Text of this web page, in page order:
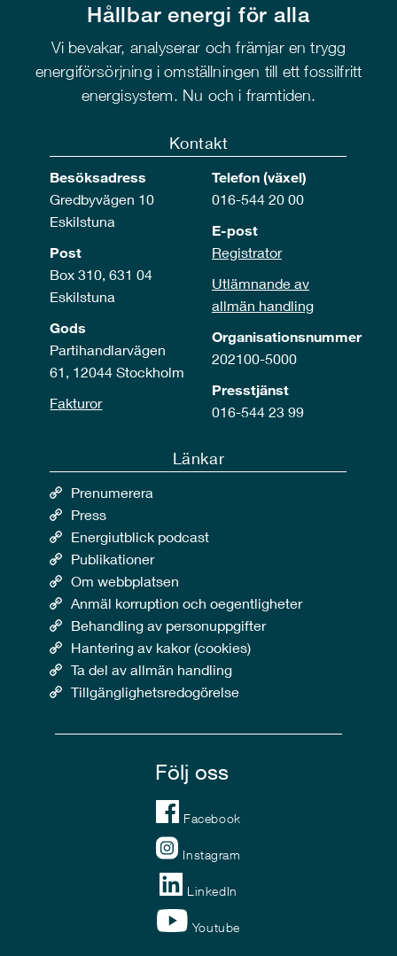
Hållbar energi för alla
Vi bevakar, analyserar och främjar en trygg
energiförsörjning i omställningen till ett fossilfritt
energisystem. Nu och i framtiden.
Kontakt
Besöksadress
Gredbyvägen 10
Eskilstuna
Post
Box 310, 631 04
Eskilstuna
Gods
Partihandlarvägen
61, 12044 Stockholm
Fakturor
Telefon (växel)
016-544 20 00
E-post
Registrator
Utlämnande av
allmän handling
Organisationsnummer
202100-5000
Presstjänst
016-544 23 99
Länkar
Prenumerera
Press
Energiutblick podcast
Publikationer
Om webbplatsen
Anmäl korruption och oegentligheter
Behandling av personuppgifter
Hantering av kakor (cookies)
Ta del av allmän handling
Tillgänglighetsredogörelse
Följ oss
Facebook
Instagram
LinkedIn
Youtube